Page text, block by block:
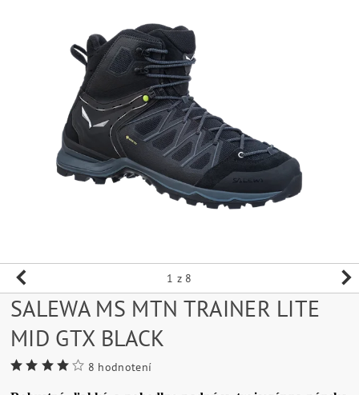
1 z 8
SALEWA MS MTN TRAINER LITE
MID GTX BLACK
8 hodnotení